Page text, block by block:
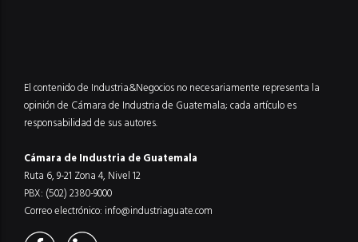
El contenido de Industria&Negocios no necesariamente representa la
opinión de Cámara de Industria de Guatemala; cada artículo es
responsabilidad de sus autores.
Cámara de Industria de Guatemala
Ruta 6, 9-21 Zona 4, Nivel 12
PBX: (502) 2380-9000
Correo electrónico: info@industriaguate.com